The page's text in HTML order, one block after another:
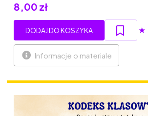
8,00 zł
DODAJ DO KOSZYKA ★
Informacje o materiale